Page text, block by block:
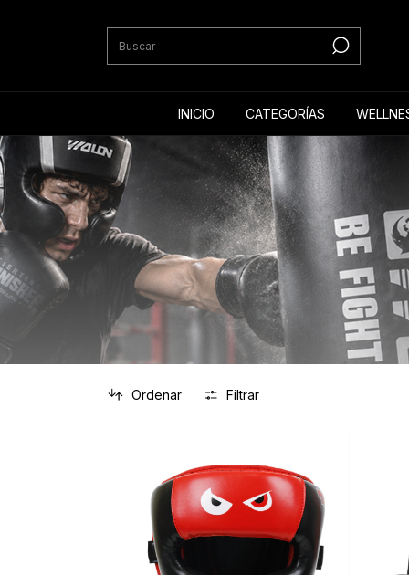
INICIO CATEGORÍAS
Ordenar Filtrar